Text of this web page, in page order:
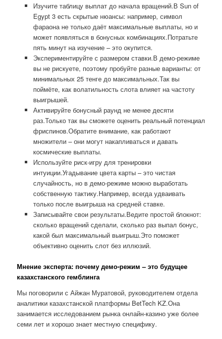
Изучите таблицу выплат до начала вращений.В Sun of
Egypt 3 есть скрытые нюансы: например, символ
фараона не только даёт максимальные выплаты, но и
может появляться в бонусных комбинациях.Потратьте
пять минут на изучение – это окупится.
Экспериментируйте с размером ставки.В демо-режиме
вы не рискуете, поэтому пробуйте разные варианты: от
минимальных 25 тенге до максимальных.Так вы
поймёте, как волатильность слота влияет на частоту
выигрышей.
Активируйте бонусный раунд не менее десяти
раз.Только так вы сможете оценить реальный потенциал
фриспинов.Обратите внимание, как работают
множители – они могут накапливаться и давать
космические выплаты.
Используйте риск-игру для тренировки
интуиции.Угадывание цвета карты – это чистая
случайность, но в демо-режиме можно выработать
собственную тактику.Например, всегда удваивать
только после выигрыша на средней ставке.
Записывайте свои результаты.Ведите простой блокнот:
сколько вращений сделали, сколько раз выпал бонус,
какой был максимальный выигрыш.Это поможет
объективно оценить слот без иллюзий.
Мнение эксперта: почему демо-режим – это будущее
казахстанского гемблинга
Мы поговорили с Айжан Муратовой, руководителем отдела
аналитики казахстанской платформы BetTech KZ.Она
занимается исследованием рынка онлайн-казино уже более
семи лет и хорошо знает местную специфику.